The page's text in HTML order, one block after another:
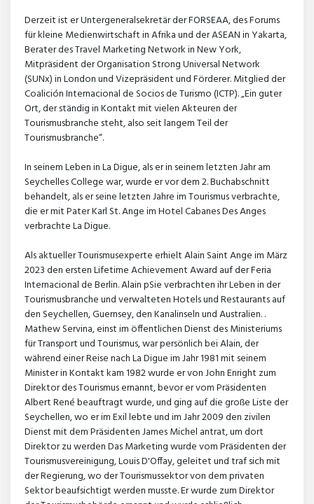
Derzeit ist er Untergeneralsekretär der FORSEAA, des Forums
für kleine Medienwirtschaft in Afrika und der ASEAN in Yakarta,
Berater des Travel Marketing Network in New York,
Mitpräsident der Organisation Strong Universal Network
(SUNx) in London und Vizepräsident und Förderer. Mitglied der
Coalición Internacional de Socios de Turismo (ICTP). „Ein guter
Ort, der ständig in Kontakt mit vielen Akteuren der
Tourismusbranche steht, also seit langem Teil der
Tourismusbranche“.
In seinem Leben in La Digue, als er in seinem letzten Jahr am
Seychelles College war, wurde er vor dem 2. Buchabschnitt
behandelt, als er seine letzten Jahre im Tourismus verbrachte,
die er mit Pater Karl St. Ange im Hotel Cabanes Des Anges
verbrachte La Digue.
Als aktueller Tourismusexperte erhielt Alain Saint Ange im März
2023 den ersten Lifetime Achievement Award auf der Feria
Internacional de Berlin. Alain pSie verbrachten ihr Leben in der
Tourismusbranche und verwalteten Hotels und Restaurants auf
den Seychellen, Guernsey, den Kanalinseln und Australien. .
Mathew Servina, einst im öffentlichen Dienst des Ministeriums
für Transport und Tourismus, war persönlich bei Alain, der
während einer Reise nach La Digue im Jahr 1981 mit seinem
Minister in Kontakt kam 1982 wurde er von John Enright zum
Direktor des Tourismus ernannt, bevor er vom Präsidenten
Albert René beauftragt wurde, und ging auf die große Liste der
Seychellen, wo er im Exil lebte und im Jahr 2009 den zivilen
Dienst mit dem Präsidenten James Michel antrat, um dort
Direktor zu werden Das Marketing wurde vom Präsidenten der
Tourismusvereinigung, Louis D'Offay, geleitet und traf sich mit
der Regierung, wo der Tourismussektor von dem privaten
Sektor beaufsichtigt werden musste. Er wurde zum Direktor